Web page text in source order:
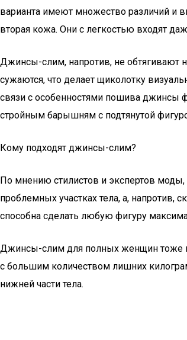
варианта имеют множество различий и
вторая кожа. Они с легкостью входят
Джинсы-слим, напротив, не обтягивают
сужаются, что делает щиколотку
связи с особенностями пошива джинсы
стройным барышням с подтянутой
Кому подходят джинсы-слим?
По мнению стилистов и экспертов
проблемных участках тела, а,
способна сделать любую фигуру
Джинсы-слим для полных женщин тоже не
с большим количеством лишних
нижней части тела.